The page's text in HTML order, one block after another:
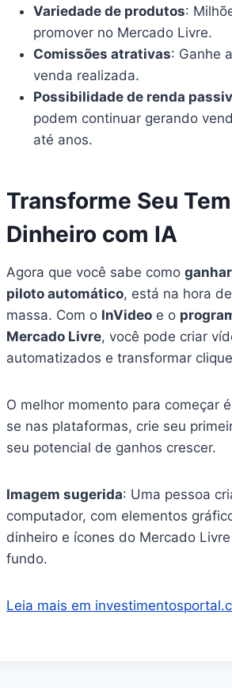
Variedade de produtos:
promover no Mercado Livre.
Comissões atrativas: Ganhe
venda realizada.
Possibilidade de renda
podem continuar gerando
até anos.
Transforme Seu
Dinheiro com IA
Agora que você sabe como
piloto automático, está na hora
massa. Com o InVideo e o
Mercado Livre, você pode criar
automatizados e transformar
O melhor momento para começar
se nas plataformas, crie seu
seu potencial de ganhos crescer.
Imagem sugerida: Uma pessoa
computador, com elementos
dinheiro e ícones do Mercado
fundo.
Leia mais em